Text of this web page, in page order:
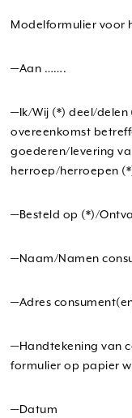
Modelformulier voor
—Aan …….
—Ik/Wij (*) deel/delen
overeenkomst
goederen/levering
herroep/herroepen
—Besteld op (*)/
—Naam/Namen
—Adres
—Handtekening van
formulier op papier
—Datum